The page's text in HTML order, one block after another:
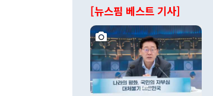
[뉴스핌 베스트 기사]